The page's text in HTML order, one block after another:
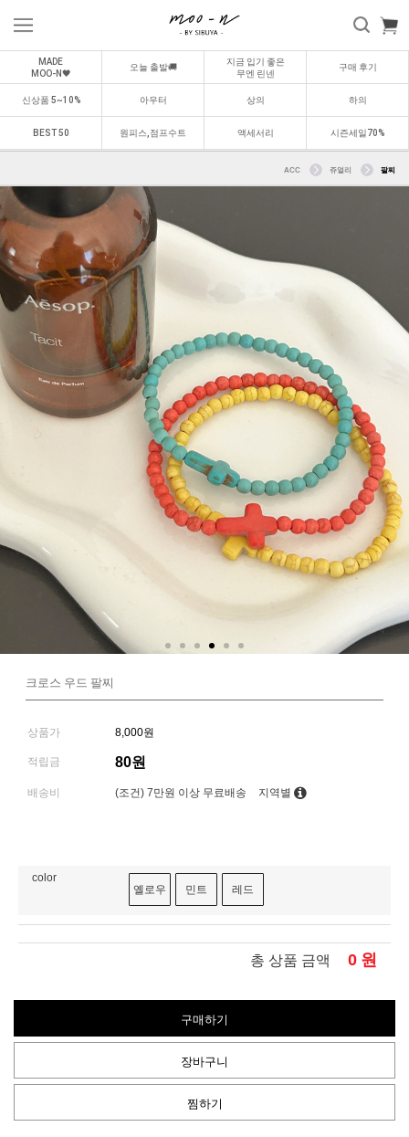
MADE
MOO-N🖤
오늘 출발🚚
지금 입기 좋은
무엔 린넨
구매 후기
신상품 5~10% 아우터 상의 하의
BEST 50 원피스,점프수트 액세서리 시즌세일70%
ACC 쥬얼리 팔찌
크로스 우드 팔찌
상품가 8,000원
적립금 80원
배송비 (조건) 7만원 이상 무료배송 지역별
color
옐로우
민트 레드
총 상품 금액 0 원
구매하기
장바구니
찜하기